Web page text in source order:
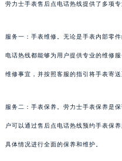
劳力士手表售后点电话热线提供了多项
服务一：手表维修。无论是手表内部零
电话热线都能够为用户提供专业的维修
维修事宜，并按照客服的指引将手表寄送
服务二：手表保养。劳力士手表保养是
户可以通过售后点电话热线预约手表保
具体情况进行全面的保养和维护。